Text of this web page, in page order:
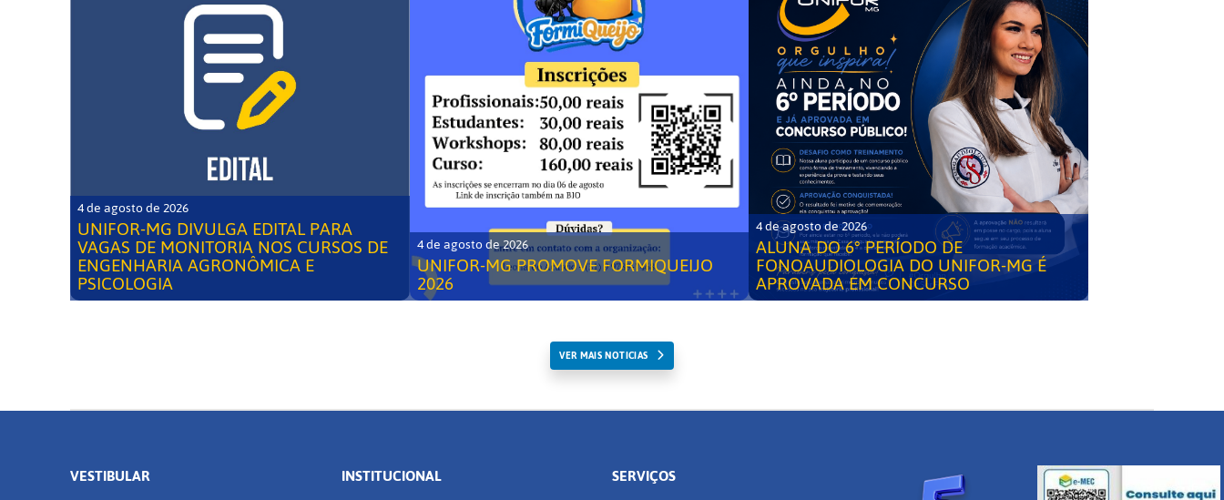
4 de agosto de 2026
UNIFOR-MG DIVULGA EDITAL PARA
VAGAS DE MONITORIA NOS CURSOS DE
ENGENHARIA AGRONÔMICA E
PSICOLOGIA
4 de agosto de 2026
UNIFOR-MG PROMOVE FORMIQUEIJO
2026
4 de agosto de 2026
ALUNA DO 6° PERÍODO DE
FONOAUDIOLOGIA DO UNIFOR-MG É
APROVADA EM CONCURSO
VER MAIS NOTICIAS
VESTIBULAR INSTITUCIONAL SERVIÇOS